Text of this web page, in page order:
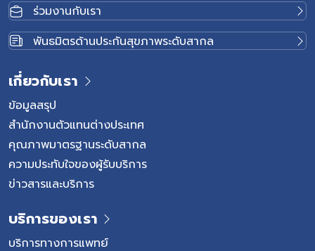
และไม่มีอาการเจ็บ อาจยังไม่ถือว่าผิดปกติ แต่หากถ่ายน้อย
กว่า 3 ครั้งต่อสัปดาห์ ร่วมกับอุจจาระแข็ง เบ่งนาน เจ็บขณะ
ถ่าย หรือมีพฤติกรรมกลั้นอุจจาระ อาจเข้าข่ายภาวะเด็กท้องผูก
ในทารกที่กินนมแม่ บางรายอาจถ่ายน้อยลงได้โดยไม่ผิดปกติ
หากอุจจาระยังนิ่ม กินนมได้ดี และไม่มีอาการไม่สบาย แต่หาก
ทารกไม่ถ่ายหลายวัน ร้องกวน ท้องอืด อาเจียน หรือซึมลง
ควรปรึกษาแพทย์ สาเหตุของภาวะท้องผูกในเด็ก 1. พฤติกรรม
การกลั้นอุจจาระ […]
ร่วมงานกับเรา
พันธมิตรด้านประกันสุขภาพระดับสากล
เกี่ยวกับเรา
ข้อมูลสรุป
สำนักงานตัวแทนต่างประเทศ
คุณภาพมาตรฐานระดับสากล
ความประทับใจของผู้รับบริการ
ข่าวสารและบริการ
บริการของเรา
บริการทางการแพทย์